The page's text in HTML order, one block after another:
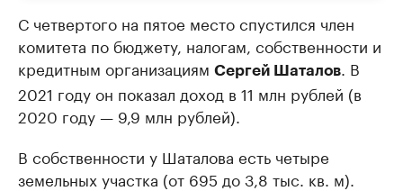
С четвертого на пятое место спустился член
комитета по бюджету, налогам, собственности и
кредитным организациям Сергей Шаталов
. В
2021 году он показал доход в 11 млн рублей (в
2020 году — 9,9 млн рублей).
В собственности у Шаталова есть четыре
земельных участка (от 695 до 3,8 тыс. кв. м).